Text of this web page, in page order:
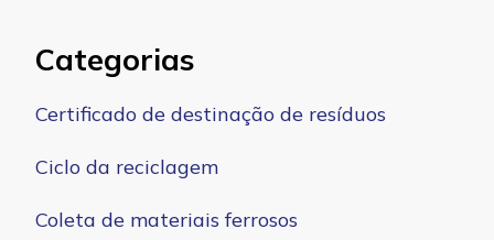
Categorias
Certificado de destinação de resíduos
Ciclo da reciclagem
Coleta de materiais ferrosos